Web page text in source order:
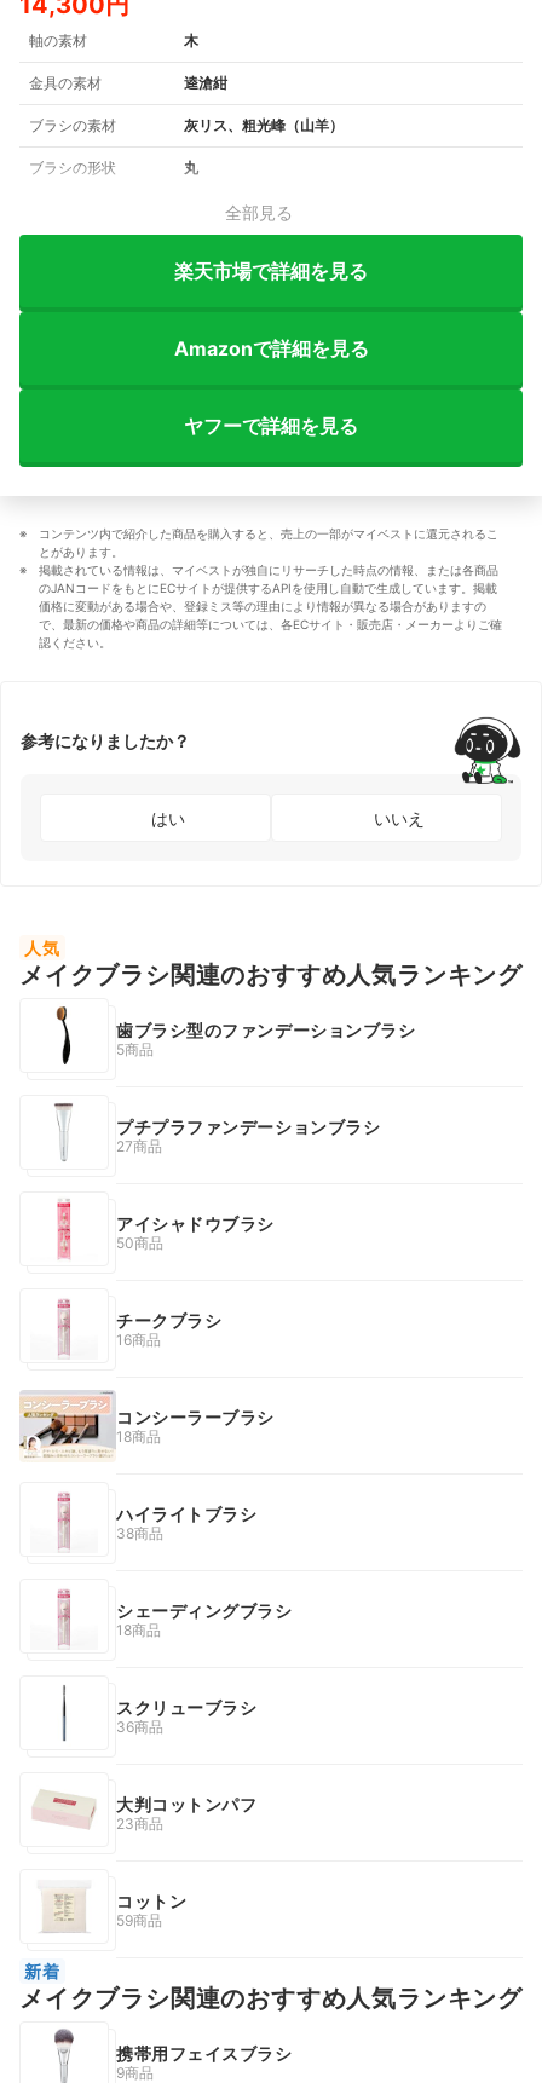
軸の素材 木
金具の素材 逵滄紺
ブラシの素材 灰リス、粗光峰（山羊）
ブラシの形状 丸
全部見る
楽天市場で詳細を見る
Amazonで詳細を見る
ヤフーで詳細を見る
コンテンツ内で紹介した商品を購入すると、売上の一部がマイベストに還元されるこ
とがあります。
掲載されている情報は、マイベストが独自にリサーチした時点の情報、または各商品
のJANコードをもとにECサイトが提供するAPIを使用し自動で生成しています。掲載
価格に変動がある場合や、登録ミス等の理由により情報が異なる場合がありますの
で、最新の価格や商品の詳細等については、各ECサイト・販売店・メーカーよりご確
認ください。
参考になりましたか？
はい いいえ
人気
メイクブラシ関連のおすすめ人気ランキング
歯ブラシ型のファンデーションブラシ
5商品
プチプラファンデーションブラシ
27商品
アイシャドウブラシ
50商品
チークブラシ
16商品
コンシーラーブラシ
18商品
ハイライトブラシ
38商品
シェーディングブラシ
18商品
スクリューブラシ
36商品
大判コットンパフ
23商品
コットン
59商品
新着
メイクブラシ関連のおすすめ人気ランキング
携帯用フェイスブラシ
9商品